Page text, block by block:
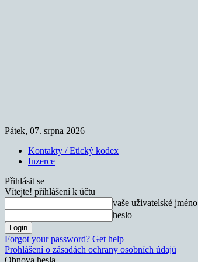
Pátek, 07. srpna 2026
Kontakty / Etický kodex
Inzerce
Přihlásit se
Vítejte! přihlášení k účtu
vaše uživatelské jméno
heslo
Forgot your password? Get help
Prohlášení o zásadách ochrany osobních údajů
Obnova hesla